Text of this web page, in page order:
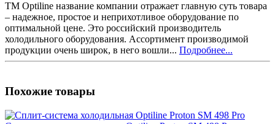
TM Optiline название компании отражает главную суть товара
– надежное, простое и неприхотливое оборудование по
оптимальной цене. Это российский производитель
холодильного оборудования. Ассортимент производимой
продукции очень широк, в него вошли... Подробнее...
Похожие товары